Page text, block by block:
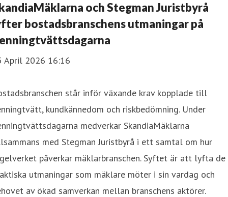
och Stegman Juristbyrå
bostadsbranschens utmaningar på
April 2026 16:16
står inför växande krav kopplade till
kundkännedom och riskbedömning. Under
medverkar SkandiaMäklarna
med Stegman Juristbyrå i ett samtal om hur
påverkar mäklarbranschen. Syftet är att lyfta de
utmaningar som mäklare möter i sin vardag och
av ökad samverkan mellan branschens aktörer.